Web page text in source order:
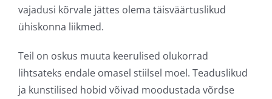
vajadusi kõrvale jättes olema täisväärtuslikud
ühiskonna liikmed.
Teil on oskus muuta keerulised olukorrad
lihtsateks endale omasel stiilsel moel. Teaduslikud
ja kunstilised hobid võivad moodustada võrdse